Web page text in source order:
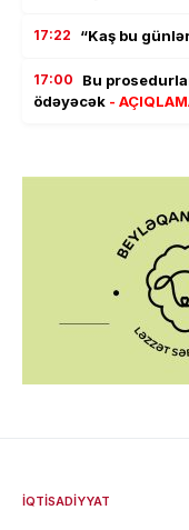
17:22 “Kaş bu
17:00
Bu
ödəyəcək -
İQTISADIYYAT